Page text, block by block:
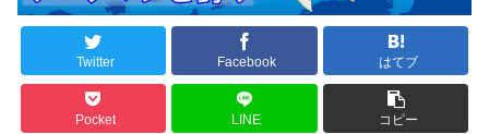
Twitter Facebook はてブ
Pocket LINE コピー